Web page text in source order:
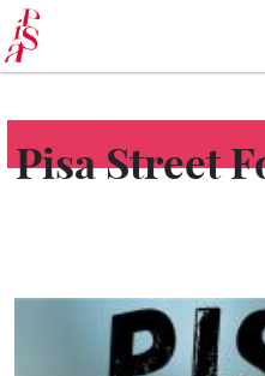
Salta
al
contenuto
principale
Pisa Street